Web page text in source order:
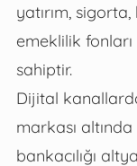
yatırım,
emeklilik
sahiptir.
Dijital
markası
bankacılığı